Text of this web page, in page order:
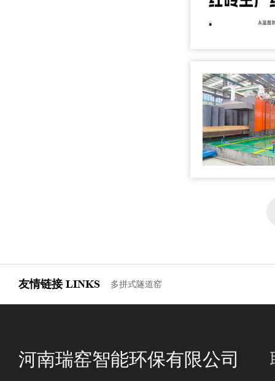
友情链接 LINKS 多拼式隧道窑
河南瑞窑智能环保有限公司